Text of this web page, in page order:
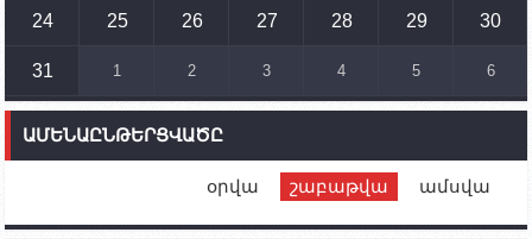
տեղակայված հայկական դիրքերի անձնակազմի
ունեն. կիպրոսցի խորհրդարանականը՝ Ալեն
Ֆրանսիայի ԱԳ նախարարը կայցելի Հայաստան
24 25 26 27 28 29 30
31 1 2 3 4 5 6
ԱՄԵՆԱԸՆԹԵՐՑՎԱԾԸ
օրվա շաբաթվա ամսվա